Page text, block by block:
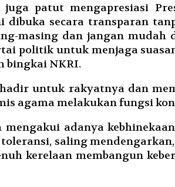
juga patut mengapresiasi
secara transparan
masing dan jangan
politik untuk menjaga
bingkai NKRI.
untuk rakyatnya dan
agama melakukan fungsi
adanya
saling
kerelaan membangun